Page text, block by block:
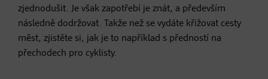
zjednodušit. Je však zapotřebí je znát, a především
následně dodržovat. Takže než se vydáte křižovat cesty
měst, zjistěte si, jak je to například s předností na
přechodech pro cyklisty.